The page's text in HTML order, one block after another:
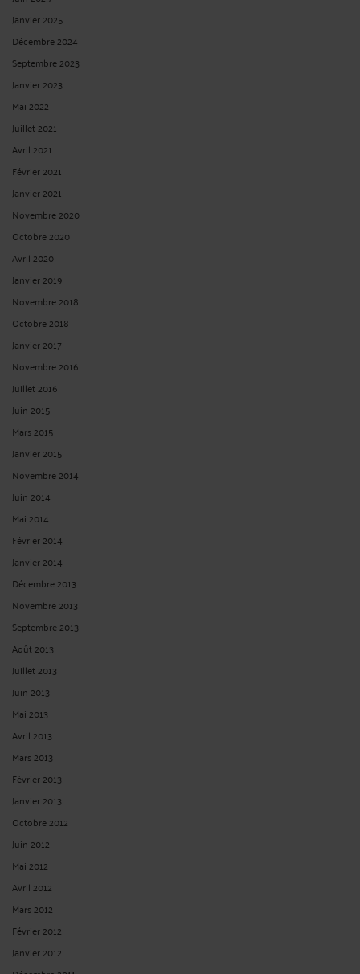
Janvier 2025
Décembre 2024
Septembre 2023
Janvier 2023
Mai 2022
Juillet 2021
Avril 2021
Février 2021
Janvier 2021
Novembre 2020
Octobre 2020
Avril 2020
Janvier 2019
Novembre 2018
Octobre 2018
Janvier 2017
Novembre 2016
Juillet 2016
Juin 2015
Mars 2015
Janvier 2015
Novembre 2014
Juin 2014
Mai 2014
Février 2014
Janvier 2014
Décembre 2013
Novembre 2013
Septembre 2013
Août 2013
Juillet 2013
Juin 2013
Mai 2013
Avril 2013
Mars 2013
Février 2013
Janvier 2013
Octobre 2012
Juin 2012
Mai 2012
Avril 2012
Mars 2012
Février 2012
Janvier 2012